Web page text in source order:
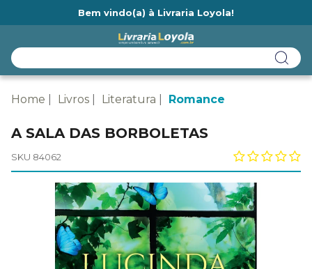
Bem vindo(a) à Livraria Loyola!
Home Livros Literatura Romance
A SALA DAS BORBOLETAS
SKU 84062